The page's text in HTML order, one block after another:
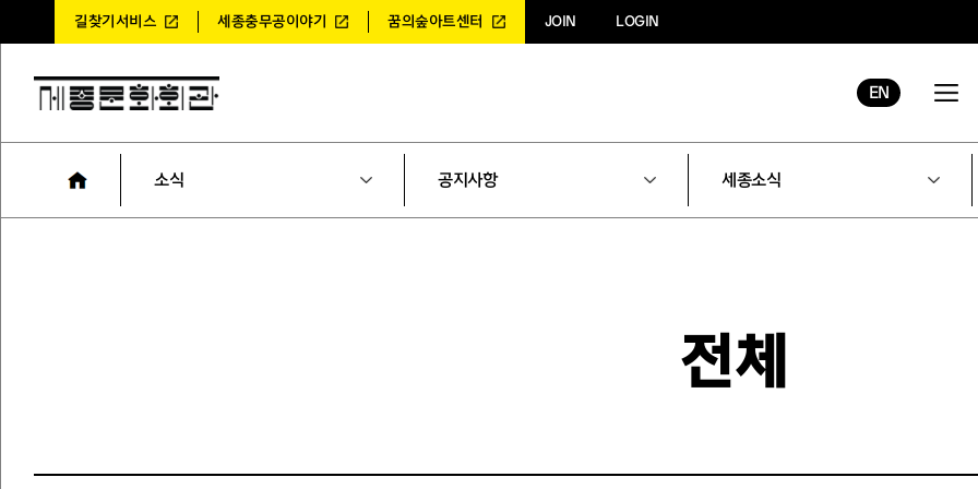
길찾기서비스 세종충무공이야기 꿈의숲아트센터 JOIN LOGIN
EN
소식 공지사항 세종소식
전체